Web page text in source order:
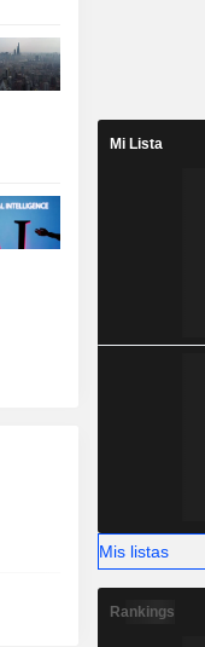
Mi Lista
Mis listas
Rankings